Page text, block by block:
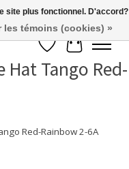
Liste de souhaits
Panier
Tango Red-
Red-Rainbow 2-6A
site plus fonctionnel. D'accord?
les témoins (cookies) »